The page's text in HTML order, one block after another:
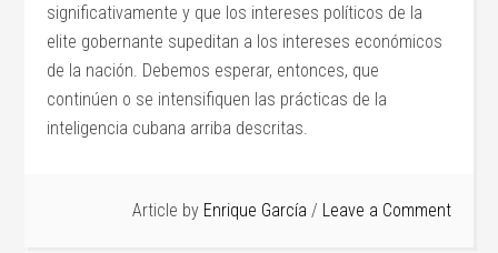
significativamente y que los intereses políticos de la
elite gobernante supeditan a los intereses económicos
de la nación. Debemos esperar, entonces, que
continúen o se intensifiquen las prácticas de la
inteligencia cubana arriba descritas.
Article by Enrique García Leave a Comment